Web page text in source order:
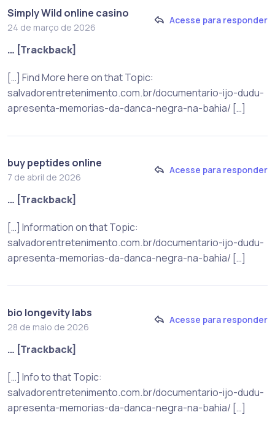
Simply Wild online casino
24 de março de 2026
Acesse para responder
… [Trackback]
[…] Find More here on that Topic:
salvadorentretenimento.com.br/documentario-ijo-dudu-
apresenta-memorias-da-danca-negra-na-bahia/ […]
buy peptides online
7 de abril de 2026
Acesse para responder
… [Trackback]
[…] Information on that Topic:
salvadorentretenimento.com.br/documentario-ijo-dudu-
apresenta-memorias-da-danca-negra-na-bahia/ […]
bio longevity labs
28 de maio de 2026
Acesse para responder
… [Trackback]
[…] Info to that Topic:
salvadorentretenimento.com.br/documentario-ijo-dudu-
apresenta-memorias-da-danca-negra-na-bahia/ […]